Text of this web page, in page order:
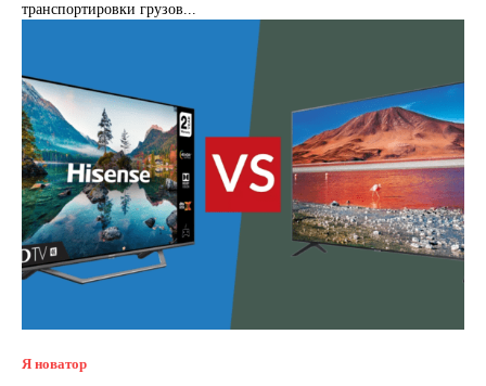
транспортировки грузов...
Я новатор